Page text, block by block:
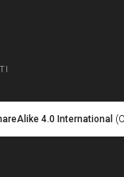
4.0 International